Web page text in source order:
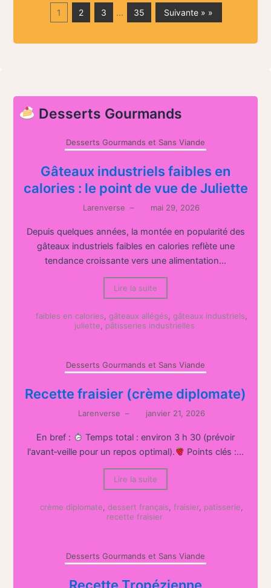
1 2 3 … 35 Suivante » »
Desserts Gourmands
Desserts Gourmands et Sans Viande
Gâteaux industriels faibles en
calories : le point de vue de Juliette
Larenverse – mai 29, 2026
Depuis quelques années, la montée en popularité des
gâteaux industriels faibles en calories reflète une
tendance croissante vers une alimentation...
Lire la suite
faibles en calories, gâteaux allégés, gâteaux industriels,
juliette, pâtisseries industrielles
Desserts Gourmands et Sans Viande
Recette fraisier (crème diplomate)
Larenverse – janvier 21, 2026
En bref :
Temps total : environ 3 h 30 (prévoir
l'avant‑veille pour un repos optimal).
Points clés :...
Lire la suite
crème diplomate, dessert français, fraisier, patisserie,
recette fraisier
Desserts Gourmands et Sans Viande
Recette Tropézienne